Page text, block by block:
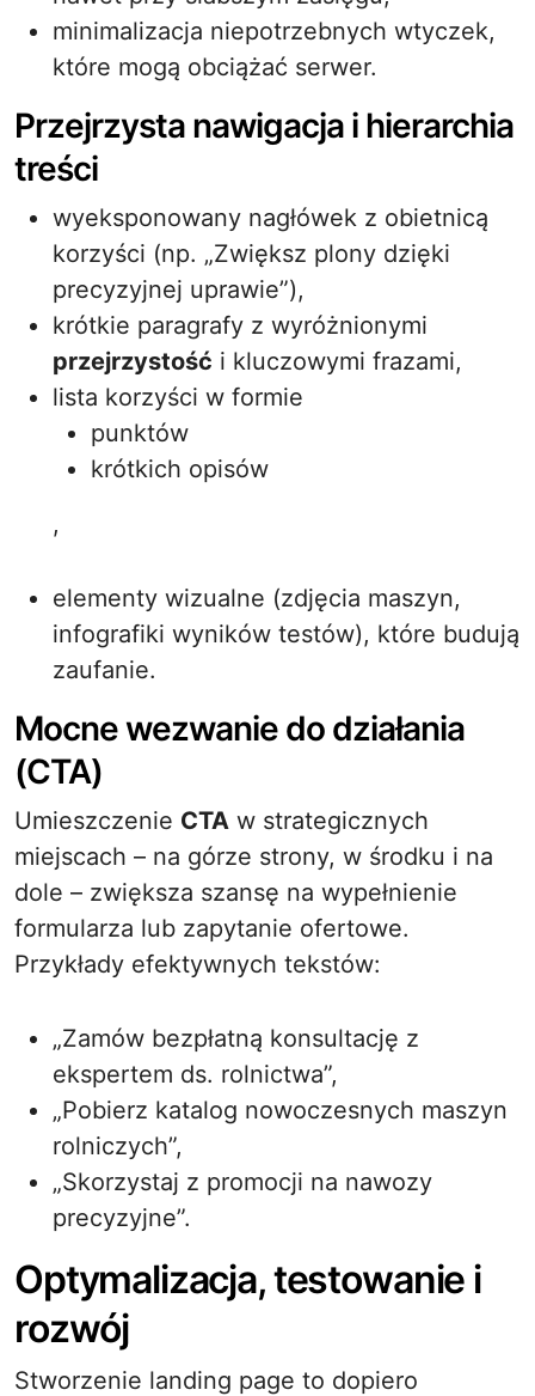
minimalizacja niepotrzebnych wtyczek,
które mogą obciążać serwer.
Przejrzysta nawigacja i hierarchia
treści
wyeksponowany nagłówek z obietnicą
korzyści (np. „Zwiększ plony dzięki
precyzyjnej uprawie”),
krótkie paragrafy z wyróżnionymi
przejrzystość i kluczowymi frazami,
lista korzyści w formie
punktów
krótkich opisów
,
elementy wizualne (zdjęcia maszyn,
infografiki wyników testów), które budują
zaufanie.
Mocne wezwanie do działania
(CTA)
Umieszczenie CTA w strategicznych
miejscach – na górze strony, w środku i na
dole – zwiększa szansę na wypełnienie
formularza lub zapytanie ofertowe.
Przykłady efektywnych tekstów:
„Zamów bezpłatną konsultację z
ekspertem ds. rolnictwa”,
„Pobierz katalog nowoczesnych maszyn
rolniczych”,
„Skorzystaj z promocji na nawozy
precyzyjne”.
Optymalizacja, testowanie i
rozwój
Stworzenie landing page to dopiero